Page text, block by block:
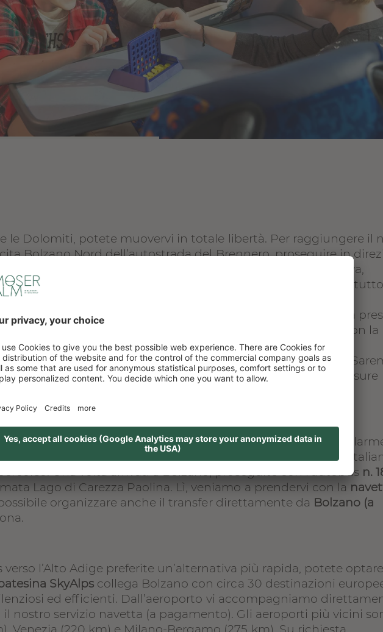
le Dolomiti, potete muovervi in totale libertà. Per raggiungere il
Bolzano Nord dell’autostrada del Brennero, proseguire in
di Carezza, svoltare a sinistra per il Moseralm. In alternativa,
il Passo di Costalunga. Tutte le strade sono percorribili tutto
sgomberate rapidamente.
di un posto auto in
e ricaricare la vostra auto elettrica
Da qui avete piena libertà di esplorare le Dolomiti, sia con la
Grazie all’Alto Adige Guest Pass, infatti, potete utilizzare
evitando anche di perdere tempo per trovare parcheggio.
utili, ad esempio su zone a traffico limitato o eventuali chiusure
l’Alto Adige è una scelta conveniente, sostenibile e
offerti dalle ferrovie tedesche, austriache, svizzere e
Una volta arrivati a Bolzano, proseguite con l’autobus n.
Lago di Carezza Paolina. Lì, veniamo a prendervi con la
organizzare anche il transfer direttamente da Bolzano (a
l’Alto Adige preferite un’alternativa più rapida, potete
SkyAlps collega Bolzano con circa 30 destinazioni
ed efficienti. Dall’aeroporto vi accompagniamo
nostro servizio navetta (a pagamento). Gli aeroporti più vicini